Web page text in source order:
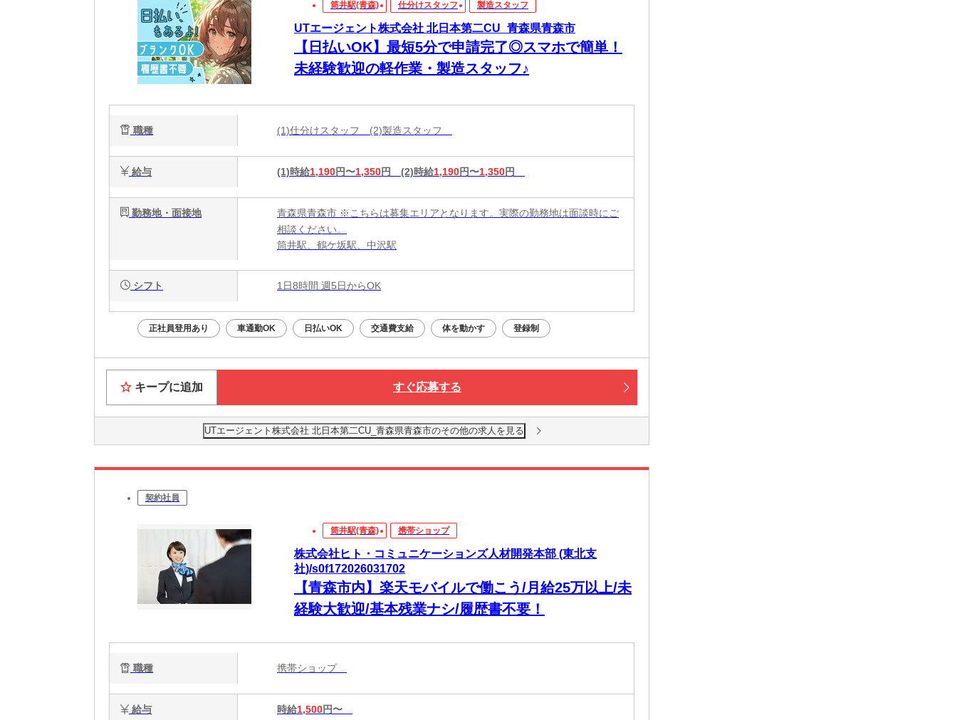
筒井駅(青森) 仕分けスタッフ 製造スタッフ
UTエージェント株式会社 北日本第二CU_青森県青森市
【日払いOK】最短5分で申請完了◎スマホで簡単！
未経験歓迎の軽作業・製造スタッフ♪
職種 (1)仕分けスタッフ (2)製造スタッフ
給与 (1)時給1,190円〜1,350円 (2)時給1,190円〜1,350円
勤務地・面接地
青森県青森市 ※こちらは募集エリアとなります。実際の勤務地は面談時にご
相談ください。
筒井駅、鶴ケ坂駅、中沢駅
シフト 1日8時間 週5日からOK
正社員登用あり 車通勤OK 日払いOK 交通費支給 体を動かす 登録制
キープに追加 すぐ応募する
UTエージェント株式会社 北日本第二CU_青森県青森市のその他の求人を見る
契約社員
筒井駅(青森) 携帯ショップ
株式会社ヒト・コミュニケーションズ人材開発本部 (東北支
社)/s0f172026031702
【青森市内】楽天モバイルで働こう/月給25万以上/未
経験大歓迎/基本残業ナシ/履歴書不要！
職種 携帯ショップ
給与 時給1,500円〜